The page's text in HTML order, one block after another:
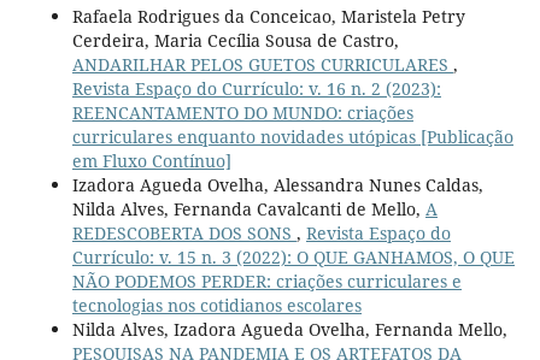
Rafaela Rodrigues da Conceicao, Maristela Petry
Cerdeira, Maria Cecília Sousa de Castro,
ANDARILHAR PELOS GUETOS CURRICULARES ,
Revista Espaço do Currículo: v. 16 n. 2 (2023):
REENCANTAMENTO DO MUNDO: criações
curriculares enquanto novidades utópicas [Publicação
em Fluxo Contínuo]
Izadora Agueda Ovelha, Alessandra Nunes Caldas,
Nilda Alves, Fernanda Cavalcanti de Mello, A
REDESCOBERTA DOS SONS , Revista Espaço do
Currículo: v. 15 n. 3 (2022): O QUE GANHAMOS, O QUE
NÃO PODEMOS PERDER: criações curriculares e
tecnologias nos cotidianos escolares
Nilda Alves, Izadora Agueda Ovelha, Fernanda Mello,
PESQUISAS NA PANDEMIA E OS ARTEFATOS DA